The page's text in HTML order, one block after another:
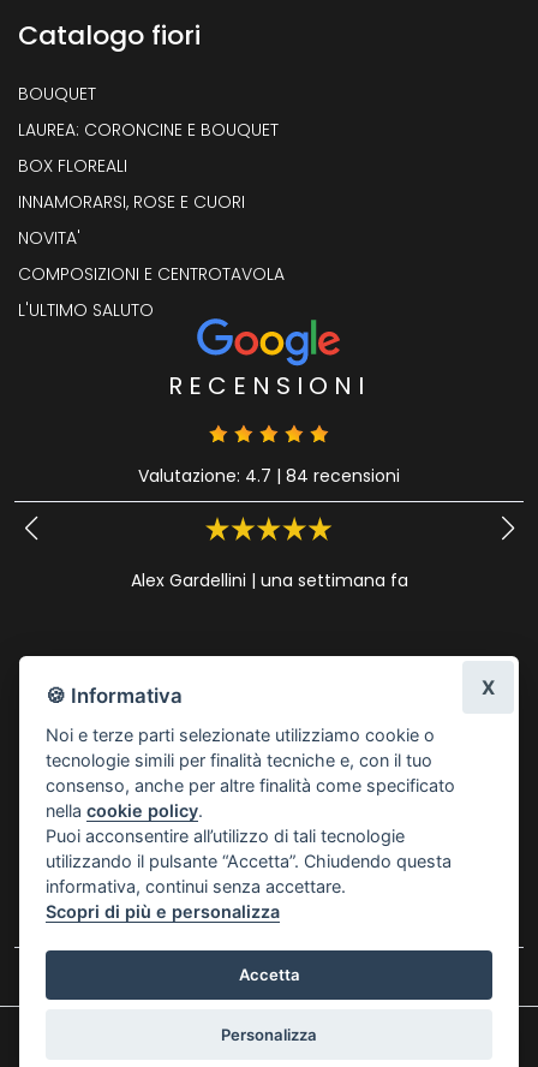
Catalogo fiori
BOUQUET
LAUREA: CORONCINE E BOUQUET
BOX FLOREALI
INNAMORARSI, ROSE E CUORI
NOVITA'
COMPOSIZIONI E CENTROTAVOLA
L'ULTIMO SALUTO
RECENSIONI
Valutazione: 4.7 | 84 recensioni
Alex Gardellini | una settimana fa
Narciso di Barbara Mazzone, - 16162 Genova (Genova) - Tel:
🍪 Informativa
Noi e terze parti selezionate utilizziamo cookie o
tecnologie simili per finalità tecniche e, con il tuo
consenso, anche per altre finalità come specificato
nellacookie policy.
Puoi acconsentire all’utilizzo di tali tecnologie
utilizzando il pulsante “Accetta”. Chiudendo questa
informativa, continui senza accettare.
Scopri di più e personalizza
Accetta
Personalizza
X